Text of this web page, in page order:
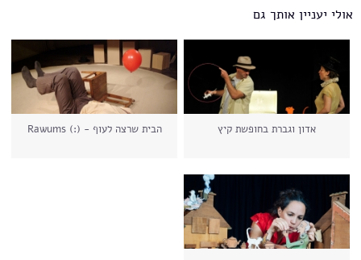
אולי יעניין אותך גם
אדון וגברת בחופשת קיץ הבית שרצה לעוף - (:) Rawums